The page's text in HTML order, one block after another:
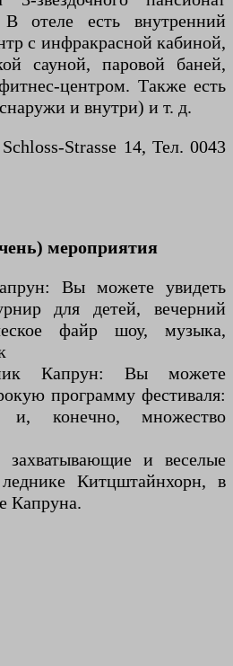
отеле есть внутренний
с инфракрасной кабиной,
сауной, паровой баней,
центром. Также есть
и внутри) и т. д.
Strasse 14, Тел. 0043
мероприятия
Вы можете увидеть
для детей, вечерний
файр шоу, музыка,
Капрун: Вы можете
программу фестиваля:
и, конечно, множество
и веселые
Китцштайнхорн, в
Капруна.